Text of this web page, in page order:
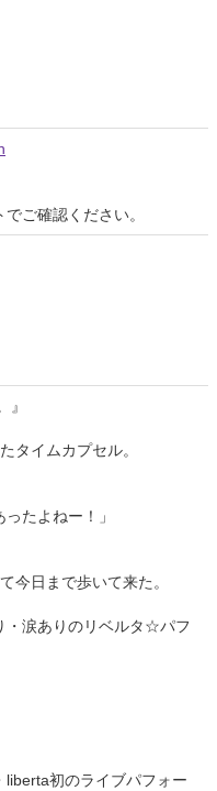
ご確認ください。
』
タイムカプセル。
たよねー！」
今日まで歩いて来た。
・涙ありのリベルタ☆パフ
liberta初のライブパフォー